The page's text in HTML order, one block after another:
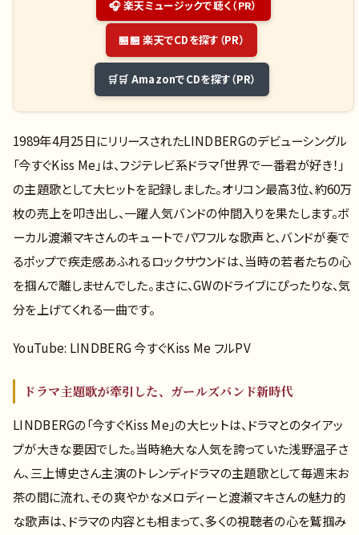
🎧 楽天ミュージックで聴く（PR）
🏪 楽天でCDを探す（PR）
🛒 AmazonでCDを探す（PR）
1989年4月25日にリリースされたLINDBERGのデビューシングル
「今すぐKiss Me」は、フジテレビ系ドラマ「世界で一番君が好き！」
の主題歌として大ヒットを記録しました。オリコン最高3位、約60万
枚の売上を叩き出し、一躍人気バンドの仲間入りを果たします。ボ
ーカル渡瀬マキさんのキュートでパワフルな歌声と、バンドが奏で
るポップで疾走感あふれるロックサウンドは、当時の若者たちの心
を掴んで離しませんでした。まさに、GWのドライブにぴったりな、気
分を上げてくれる一曲です。
YouTube: LINDBERG 今すぐKiss Me フルPV
ドラマ主題歌が牽引した、ガールズバンド新時代
LINDBERGの「今すぐKiss Me」の大ヒットは、ドラマとのタイアッ
プが大きな要因でした。当時絶大な人気を誇っていた浅野温子さ
ん、三上博史さん主演のトレンディドラマの主題歌として毎週末お
茶の間に流れ、その爽やかなメロディーと渡瀬マキさんの魅力的
な歌声は、ドラマの内容とも相まって、多くの視聴者の心を鷲掴み